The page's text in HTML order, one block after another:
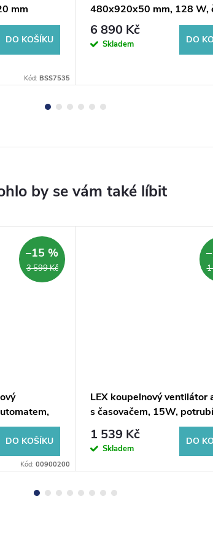
mm
DO KOŠÍKU
Kód: BSS7535
480x920x50 mm, 128 W,
mat
6 890 Kč
Skladem DO
3 599 Kč
–15 %
bílá
DO KOŠÍKU
Kód: 00900200
1
LEX koupelnový ventilátor
s časovačem, 15W, potrubí
100mm, nerez mat
1 539 Kč
Skladem
DO